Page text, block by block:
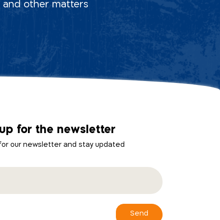
and other matters
for the newsletter
our newsletter and stay updated
Send